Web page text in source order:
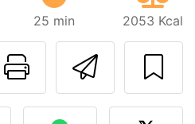
25 min 2053 Kcal
Imprimer
une
photo de